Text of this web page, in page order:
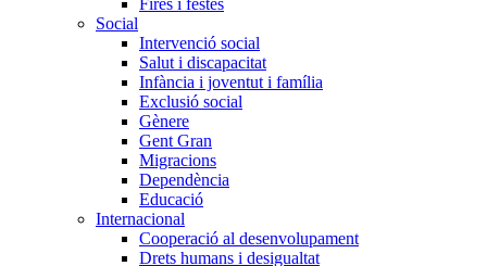
Fires i festes
Social
Intervenció social
Salut i discapacitat
Infància i joventut i família
Exclusió social
Gènere
Gent Gran
Migracions
Dependència
Educació
Internacional
Cooperació al desenvolupament
Drets humans i desigualtat